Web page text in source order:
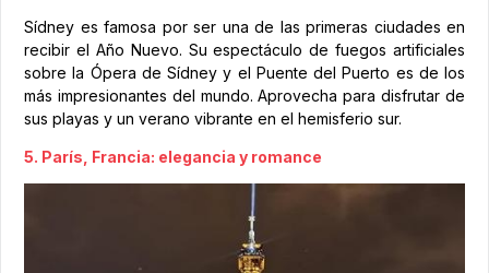
Sídney es famosa por ser una de las primeras ciudades en
recibir el Año Nuevo. Su espectáculo de fuegos artificiales
sobre la Ópera de Sídney y el Puente del Puerto es de los
más impresionantes del mundo. Aprovecha para disfrutar de
sus playas y un verano vibrante en el hemisferio sur.
5. París, Francia: elegancia y romance